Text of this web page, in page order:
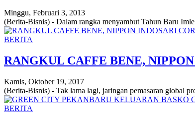
Minggu, Februari 3, 2013
(Berita-Bisnis) - Dalam rangka menyambut Tahun Baru
BERITA
RANGKUL CAFFE BENE,
Kamis, Oktober 19, 2017
(Berita-Bisnis) - Tak lama lagi, jaringan pemasaran global
BERITA